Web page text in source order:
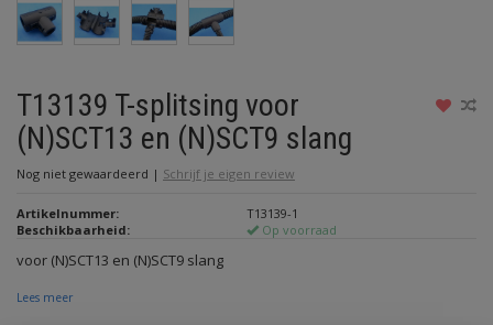
T13139 T-splitsing voor
(N)SCT13 en (N)SCT9 slang
Nog niet gewaardeerd | Schrijf je eigen review
Artikelnummer:
T13139-1
Beschikbaarheid:
Op voorraad
voor (N)SCT13 en (N)SCT9 slang
Lees meer